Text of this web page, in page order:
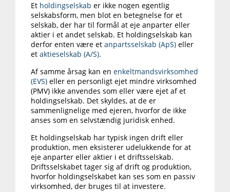
Et holdingselskab er ikke nogen egentlig
selskabsform, men blot en betegnelse for et
selskab, der har til formål at eje anparter eller
aktier i et andet selskab. Et holdingselskab kan
derfor enten være et anpartsselskab (ApS) eller
et aktieselskab (A/S).
Af samme årsag kan en enkeltmandsvirksomhed
(EVS) eller en personligt ejet mindre virksomhed
(PMV) ikke anvendes som eller være ejet af et
holdingselskab. Det skyldes, at de er
sammenlignelige med ejeren, hvorfor de ikke
anses som en selvstændig juridisk enhed.
Et holdingselskab har typisk ingen drift eller
produktion, men eksisterer udelukkende for at
eje anparter eller aktier i et driftsselskab.
Driftsselskabet tager sig af drift og produktion,
hvorfor holdingselskabet kan ses som en passiv
virksomhed, der bruges til at investere.